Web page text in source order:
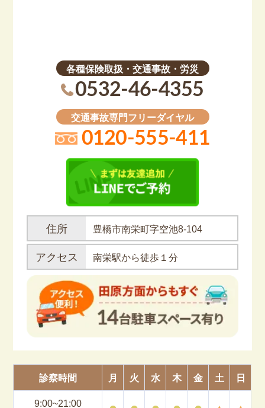
各種保険取扱・交通事故・労災
0532-46-4355
交通事故専門フリーダイヤル
0120-555-411
住所 豊橋市南栄町字空池8-104
アクセス 南栄駅から徒歩１分
診察時間 月 火 水 木 金 土 日
9:00~21:00